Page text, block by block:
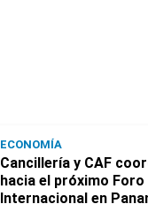
ECONOMÍA
Cancillería y CAF
hacia el próximo
Internacional en